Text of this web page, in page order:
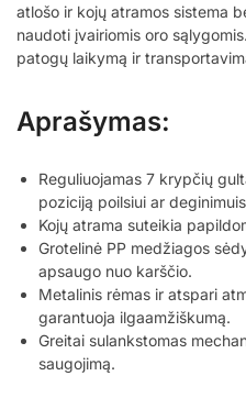
atlošo ir kojų atramos sistema
naudoti įvairiomis oro
patogų laikymą ir
Aprašymas:
Reguliuojamas 7 krypčių
poziciją poilsiui ar
Kojų atrama suteikia
Grotelinė PP medžiagos
apsaugo nuo karščio.
Metalinis rėmas ir atspari
garantuoja ilgaamžiškumą.
Greitai sulankstomas
saugojimą.